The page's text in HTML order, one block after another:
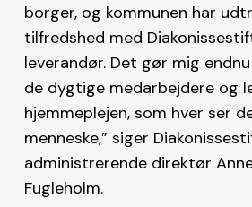
borger, og kommunen har
tilfredshed med
leverandør. Det gør mig
de dygtige medarbejdere og
hjemmeplejen, som hver ser
menneske,” siger
administrerende direktør
Fugleholm.